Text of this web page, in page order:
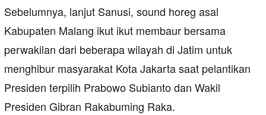
Sebelumnya, lanjut Sanusi, sound horeg asal
Kabupaten Malang ikut ikut membaur bersama
perwakilan dari beberapa wilayah di Jatim untuk
menghibur masyarakat Kota Jakarta saat pelantikan
Presiden terpilih Prabowo Subianto dan Wakil
Presiden Gibran Rakabuming Raka.